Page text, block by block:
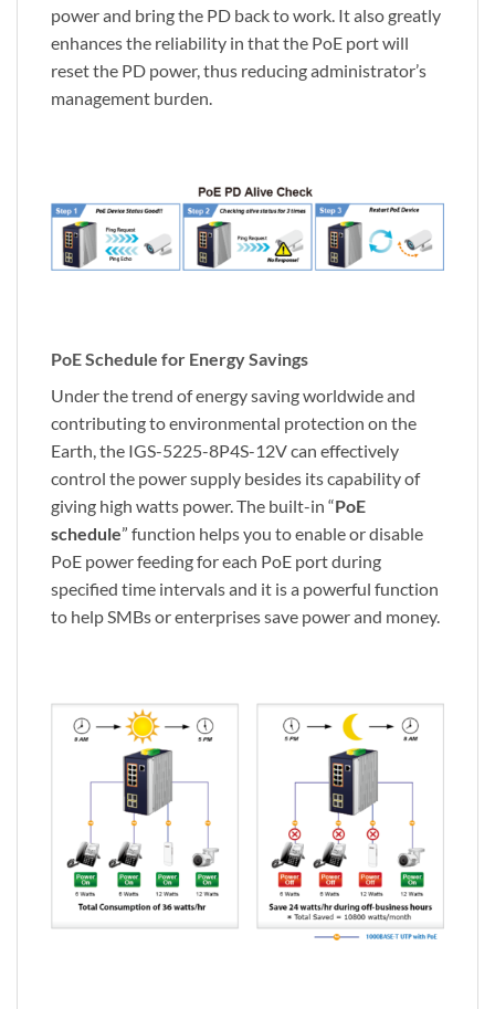
power and bring the PD back to work. It also greatly
enhances the reliability in that the PoE port will
reset the PD power, thus reducing administrator’s
management burden.
PoE Schedule for Energy Savings
Under the trend of energy saving worldwide and
contributing to environmental protection on the
Earth, the IGS-5225-8P4S-12V can effectively
control the power supply besides its capability of
giving high watts power. The built-in “PoE
schedule” function helps you to enable or disable
PoE power feeding for each PoE port during
specified time intervals and it is a powerful function
to help SMBs or enterprises save power and money.